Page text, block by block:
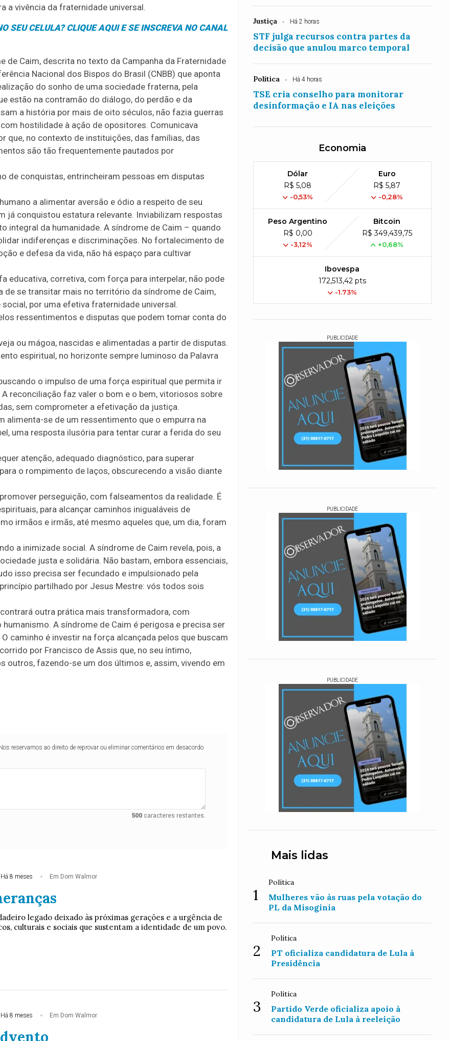
a vivência da fraternidade universal.
SEU CELULA? CLIQUE AQUIE SE INSCREVA NO CANAL
Caim, descrita no texto da Campanha da Fraternidade
Nacional dos Bispos do Brasil (CNBB) que aponta
do sonho de uma sociedade fraterna, pela
estão na contramão do diálogo, do perdão e da
a história por mais de oito séculos, não fazia guerras
hostilidade à ação de opositores. Comunicava
que, no contexto de instituições, das famílias, das
são tão frequentemente pautados por
de conquistas, entrincheiram pessoas em disputas
a alimentar aversão e ódio a respeito de seu
já conquistou estatura relevante. Inviabilizam respostas
integral da humanidade. A síndrome de Caim – quando
indiferenças e discriminações. No fortalecimento de
e defesa da vida, não há espaço para cultivar
educativa, corretiva, com força para interpelar, não pode
de se transitar mais no território da síndrome de Caim,
por uma efetiva fraternidade universal.
ressentimentos e disputas que podem tomar conta do
ou mágoa, nascidas e alimentadas a partir de disputas.
espiritual, no horizonte sempre luminoso da Palavra
o impulso de uma força espiritual que permita ir
reconciliação faz valer o bom e o bem, vitoriosos sobre
sem comprometer a efetivação da justiça.
alimenta-se de um ressentimento que o empurra na
uma resposta ilusória para tentar curar a ferida do seu
atenção, adequado diagnóstico, para superar
o rompimento de laços, obscurecendo a visão diante
perseguição, com falseamentos da realidade. É
para alcançar caminhos inigualáveis de
irmãos e irmãs, até mesmo aqueles que, um dia, foram
a inimizade social. A síndrome de Caim revela, pois, a
justa e solidária. Não bastam, embora essenciais,
isso precisa ser fecundado e impulsionado pela
partilhado por Jesus Mestre: vós todos sois
outra prática mais transformadora, com
A síndrome de Caim é perigosa e precisa ser
caminho é investir na força alcançada pelos que buscam
por Francisco de Assis que, no seu íntimo,
outros, fazendo-se um dos últimos e, assim, vivendo em
reservamos ao direito de reprovar ou eliminar comentários em desacordo
500caracteres restantes.
Há 8 meses Em Dom Walmor
legado deixado às próximas gerações e a urgência de
culturais e sociais que sustentam a identidade de um povo.
Há 8 meses Em Dom Walmor
Justiça Há 2 horas
STF julga recursos contra partes da
decisão que anulou marco temporal
Política Há 4 horas
TSE cria conselho para monitorar
desinformação e IA nas eleições
Economia
Dólar
R$ 5,08
-0,53%
Euro
R$ 5,87
-0,28%
Peso Argentino
R$ 0,00
-3,12%
Bitcoin
R$ 349,439,75
+0,68%
Ibovespa
172,513,42 pts
-1.73%
PUBLICIDADE
PUBLICIDADE
PUBLICIDADE
Mais lidas
1
Política
Mulheres vão às ruas pela votação do
PL da Misoginia
2
Política
PT oficializa candidatura de Lula à
Presidência
3
Política
Partido Verde oficializa apoio à
candidatura de Lula à reeleição